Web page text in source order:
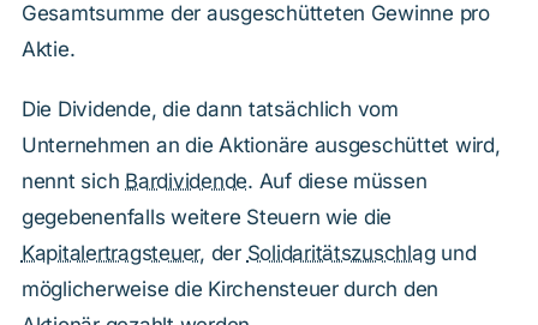
Gesamtsumme der ausgeschütteten Gewinne pro
Aktie.
Die Dividende, die dann tatsächlich vom
Unternehmen an die Aktionäre ausgeschüttet wird,
nennt sich Bardividende. Auf diese müssen
gegebenenfalls weitere Steuern wie die
Kapitalertragsteuer, der Solidaritätszuschlagund
möglicherweise die Kirchensteuer durch den